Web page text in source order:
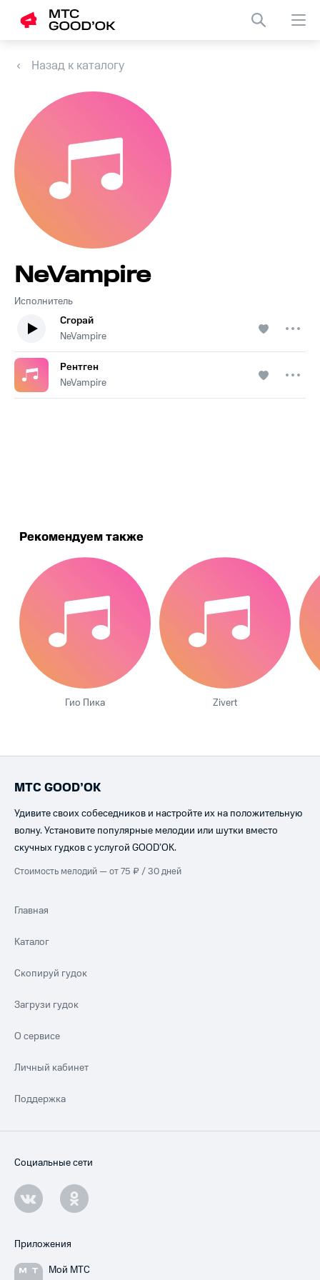
Назад к каталогу
Исполнитель
NeVampire
Сгорай
NeVampire
Рентген
NeVampire
Рекомендуем также
Гио Пика Zivert
МТС GOOD’OK
Удивите своих собеседников и настройте их на положительную
волну. Установите популярные мелодии или шутки вместо
скучных гудков с услугой GOOD’OK.
Стоимость мелодий — от 75 ₽ / 30 дней
Главная
Каталог
Скопируй гудок
Загрузи гудок
О сервисе
Личный кабинет
Поддержка
Социальные сети
Приложения
Мой МТС